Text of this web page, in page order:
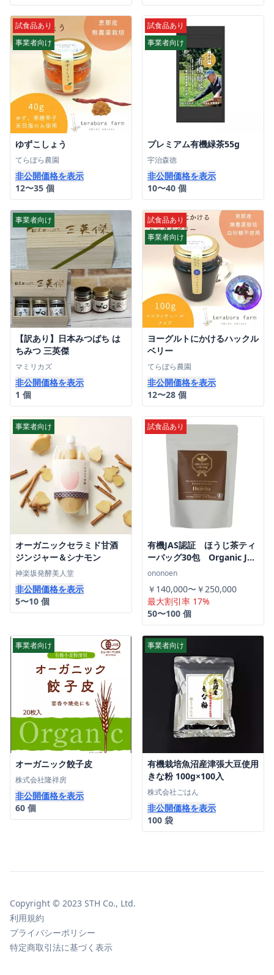
試食品あり
事業者向け
ゆずこしょう
てらぼら農園
非公開価格を表示
12〜35 個
試食品あり
事業者向け
プレミアム有機緑茶55g
宇治森徳
非公開価格を表示
10〜40 個
事業者向け
【訳あり】日本みつばち は
ちみつ 三英傑
マミリカズ
非公開価格を表示
1 個
試食品あり
事業者向け
ヨーグルトにかけるハックル
ベリー
てらぼら農園
非公開価格を表示
12〜28 個
事業者向け
オーガニックセラミド甘酒
ジンジャー＆シナモン
神楽坂発酵美人堂
非公開価格を表示
5〜10 個
試食品あり
有機JAS認証 ほうじ茶ティ
ーバッグ30包 Organic JAS
Certified Hojicha Tea Bags
ononoen
￥140,000〜￥250,000
最大割引率 17%
50〜100 個
事業者向け
オーガニック餃子皮
株式会社隆祥房
非公開価格を表示
60 個
事業者向け
有機栽培魚沼産津張大豆使用
きな粉 100g×100入
株式会社ごはん
非公開価格を表示
100 袋
Copyright © 2023 STH Co., Ltd.
利用規約
プライバシーポリシー
特定商取引法に基づく表示